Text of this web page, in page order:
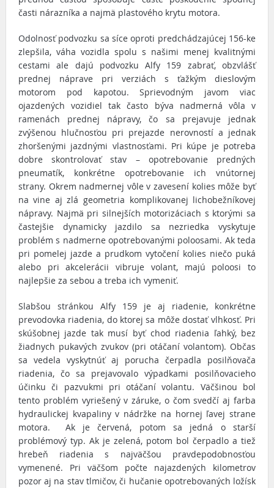
časti nárazníka a najmä plastového krytu motora.
Odolnosť podvozku sa síce oproti predchádzajúcej 156-ke
zlepšila, váha vozidla spolu s našimi menej kvalitnými
cestami ale dajú podvozku Alfy 159 zabrať, obzvlášť
prednej náprave pri verziách s ťažkým dieslovým
motorom pod kapotou. Sprievodným javom viac
ojazdených vozidiel tak často býva nadmerná vôla v
ramenách prednej nápravy, čo sa prejavuje jednak
zvýšenou hlučnosťou pri prejazde nerovností a jednak
zhoršenými jazdnými vlastnosťami. Pri kúpe je potreba
dobre skontrolovať stav – opotrebovanie predných
pneumatík, konkrétne opotrebovanie ich vnútornej
strany. Okrem nadmernej vôle v zavesení kolies môže byť
na vine aj zlá geometria komplikovanej lichobežníkovej
nápravy. Najmä pri silnejších motorizáciach s ktorými sa
častejšie dynamicky jazdilo sa nezriedka vyskytuje
problém s nadmerne opotrebovanými poloosami. Ak teda
pri pomelej jazde a prudkom vytočení kolies niečo puká
alebo pri akcelerácii vibruje volant, majú poloosi to
najlepšie za sebou a treba ich vymeniť.
Slabšou stránkou Alfy 159 je aj riadenie, konkrétne
prevodovka riadenia, do ktorej sa môže dostať vlhkosť. Pri
skúšobnej jazde tak musí byť chod riadenia ľahký, bez
žiadnych pukavých zvukov (pri otáčaní volantom). Občas
sa vedela vyskytnúť aj porucha čerpadla posilňovača
riadenia, čo sa prejavovalo výpadkami posilňovacieho
účinku či pazvukmi pri otáčaní volantu. Väčšinou bol
tento problém vyriešený v záruke, o čom svedčí aj farba
hydraulickej kvapaliny v nádržke na hornej ľavej strane
motora. Ak je červená, potom sa jedná o starší
problémový typ. Ak je zelená, potom bol čerpadlo a tiež
hrebeň riadenia s najväčšou pravdepodobnosťou
vymenené. Pri väčšom počte najazdených kilometrov
pozor aj na stav tlmičov, či hučanie opotrebovaných ložísk